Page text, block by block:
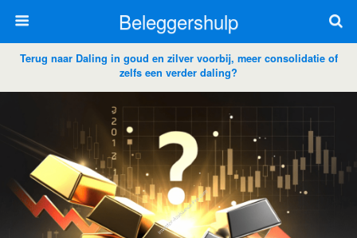
Beleggershulp
Terug naar Daling in goud en zilver voorbij, meer consolidatie of
zelfs een verder daling?